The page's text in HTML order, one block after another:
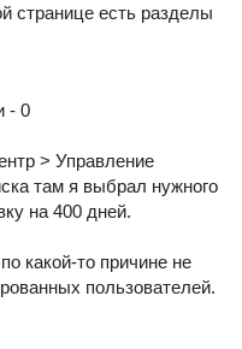
странице есть разделы
- 0
> Управление
там я выбрал нужного
на 400 дней.
какой-то причине не
пользователей.